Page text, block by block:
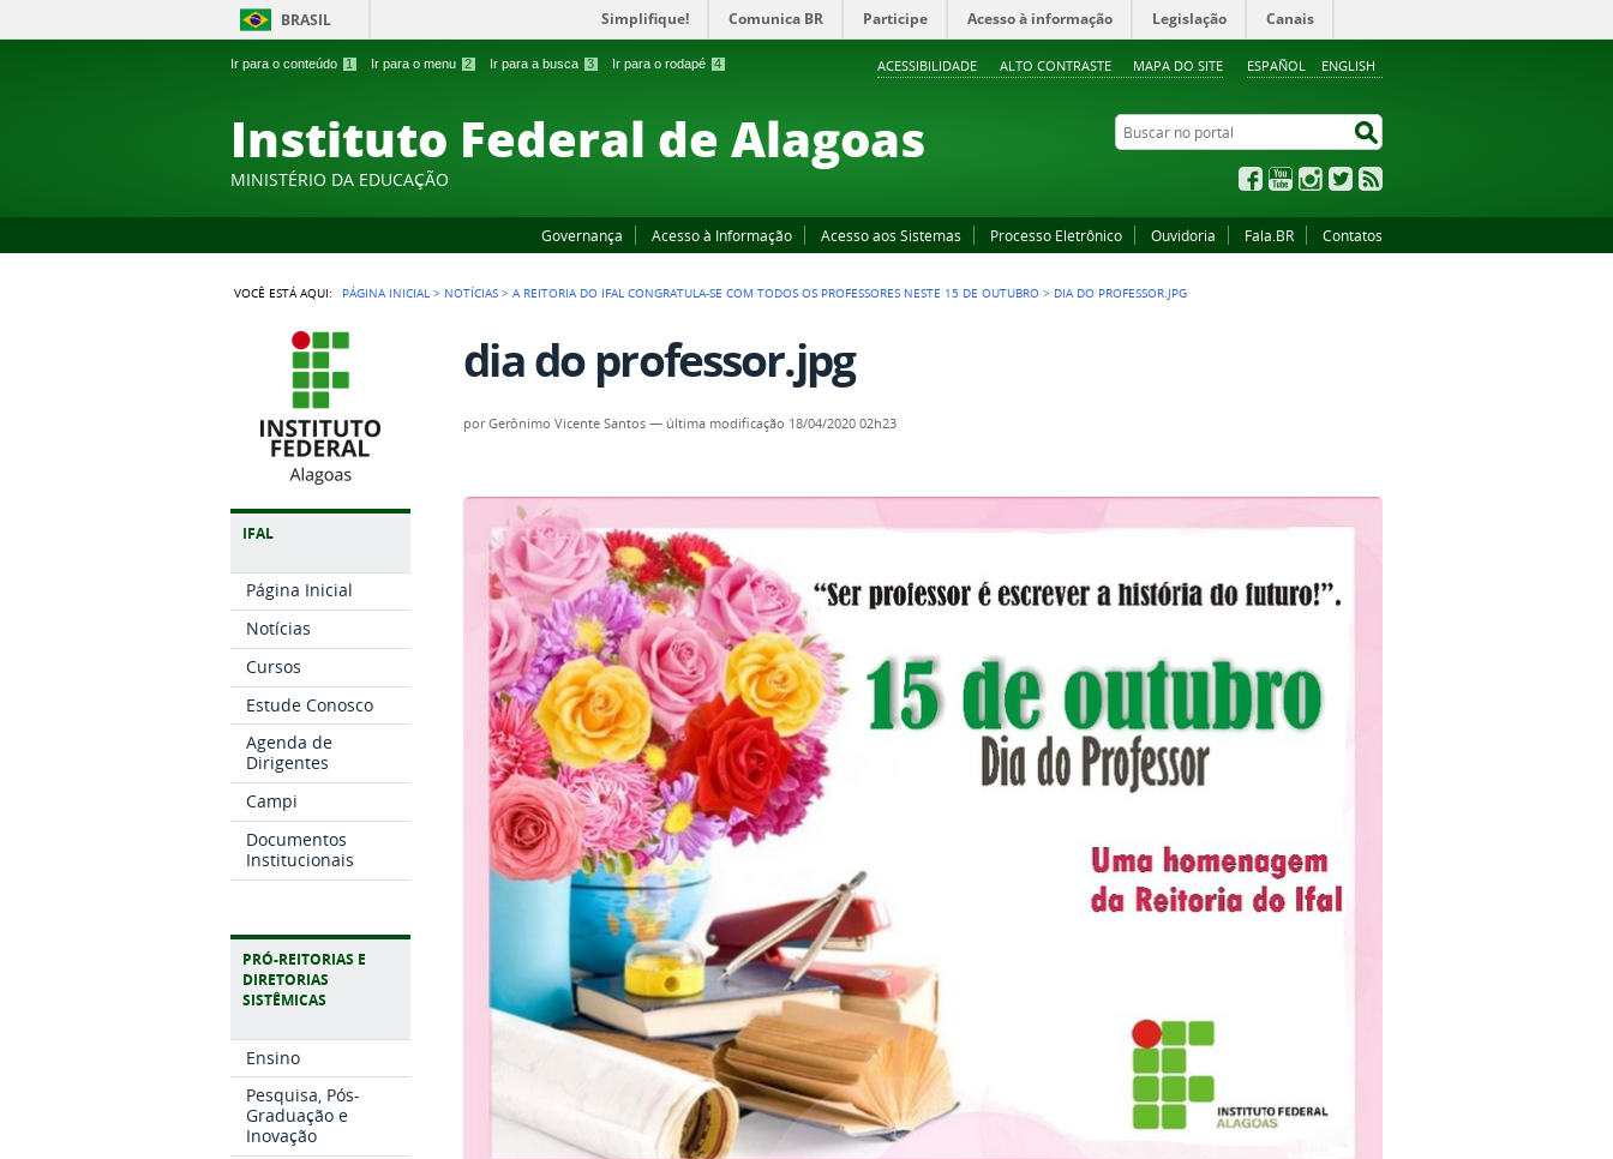
Ir para o conteúdo 1 Ir para o menu 2 Ir para a busca 3 Ir para o rodapé 4 ESPAÑOL ENGLISH
ACESSIBILIDADE ALTO CONTRASTE MAPA DO SITE
BRASIL Simplifique! Comunica BR Participe Acesso à informação Legislação Canais
Instituto Federal de Alagoas
MINISTÉRIO DA EDUCAÇÃO
Buscar no portal
FacebookYouTubeInstagram
Twitter
Governança Acesso à Informação Acesso aos Sistemas Processo Eletrônico Ouvidoria Fala.BR Contatos
VOCÊ ESTÁ AQUI: PÁGINA INICIAL > NOTÍCIAS >A REITORIA DO IFAL CONGRATULA-SE COM TODOS OS PROFESSORES NESTE 15 DE OUTUBRO > DIA DO PROFESSOR.JPG
IFAL
Página Inicial
Notícias
Cursos
Estude Conosco
Agenda de
Dirigentes
Campi
Documentos
Institucionais
PRÓ-REITORIAS E
DIRETORIAS
SISTÊMICAS
Ensino
Pesquisa, Pós-
Graduação e
Inovação
dia do professor.jpg
porGerônimo Vicente Santos — última modificação 18/04/2020 02h23